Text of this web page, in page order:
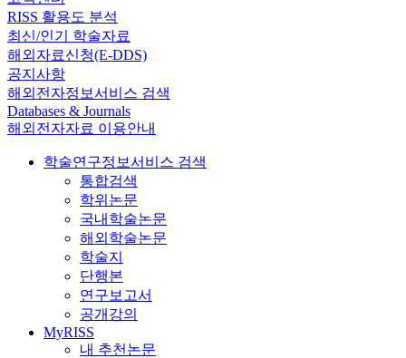
RISS 활용도 분석
최신/인기 학술자료
해외자료신청(E-DDS)
공지사항
해외전자정보서비스 검색
Databases & Journals
해외전자자료 이용안내
학술연구정보서비스 검색
통합검색
학위논문
국내학술논문
해외학술논문
학술지
단행본
연구보고서
공개강의
MyRISS
내 추천논문